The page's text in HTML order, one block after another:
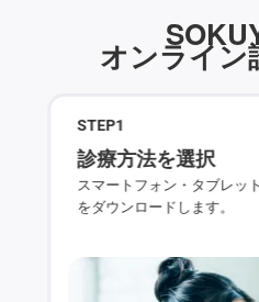
オンライン
STEP1
診療方法を選択
スマートフォン・タブレッ
をダウンロードします。